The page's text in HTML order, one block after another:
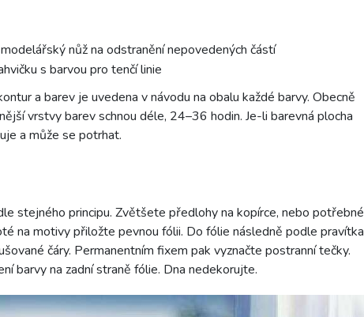
nůž na odstranění nepovedených částí
s barvou pro tenčí linie
a barev je uvedena v návodu na obalu každé barvy. Obecně
vrstvy barev schnou déle, 24–36 hodin. Je-li barevná plocha
a může se potrhat.
stejného principu. Zvětšete předlohy na kopírce, nebo potřebné
na motivy přiložte pevnou fólii. Do fólie následně podle pravítka
čáry. Permanentním fixem pak vyznačte postranní tečky.
barvy na zadní straně fólie. Dna nedekorujte.